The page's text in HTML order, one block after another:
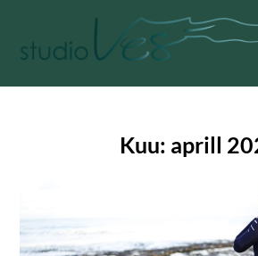
content
Kuu: aprill